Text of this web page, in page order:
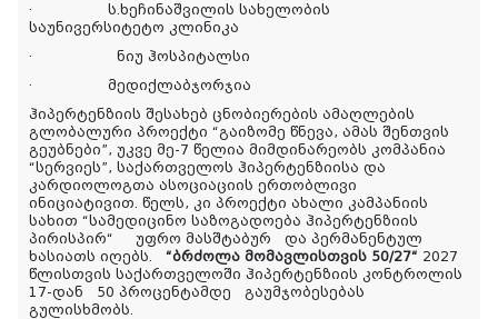
·
ს.ხეჩინაშვილის სახელობის
საუნივერსიტეტო კლინიკა
·
ნიუ ჰოსპიტალსი
·
მედიქლაბჯორჯია
ჰიპერტენზიის შესახებ ცნობიერების ამაღლების
გლობალური პროექტი “გაიზომე წნევა, ამას შენთვის
გეუბნები”, უკვე მე-7 წელია მიმდინარეობს კომპანია
“სერვიეს”, საქართველოს ჰიპერტენზიისა და
კარდიოლოგთა ასოციაციის ერთობლივი
ინიციატივით. წელს, კი პროექტი ახალი კამპანიის
სახით “სამედიცინო საზოგადოება ჰიპერტენზიის
პირისპირ“ უფრო მასშტაბურ
და პერმანენტულ
ხასიათს იღებს.
“ბრძოლა მომავლისთვის 50/27“ 2027
წლისთვის საქართველოში ჰიპერტენზიის კონტროლის
17-დან
50 პროცენტამდე
გაუმჯობესებას
გულისხმობს.